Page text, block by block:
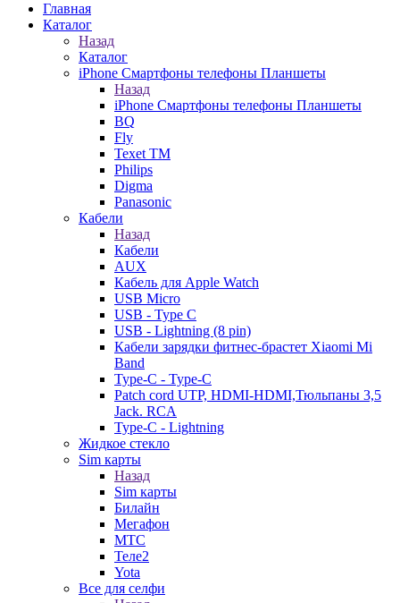
Главная
Каталог
Назад
Каталог
iPhone Смартфоны телефоны Планшеты
Назад
iPhone Смартфоны телефоны Планшеты
BQ
Fly
Texet TM
Philips
Digma
Panasonic
Кабели
Назад
Кабели
AUX
Кабель для Apple Watch
USB Micro
USB - Type C
USB - Lightning (8 pin)
Кабели зарядки фитнес-брастет Xiaomi Mi
Band
Type-C - Type-C
Patch cord UTP, HDMI-HDMI,Тюльпаны 3,5
Jack. RCA
Type-C - Lightning
Жидкое стекло
Sim карты
Назад
Sim карты
Билайн
Мегафон
МТС
Теле2
Yota
Все для селфи